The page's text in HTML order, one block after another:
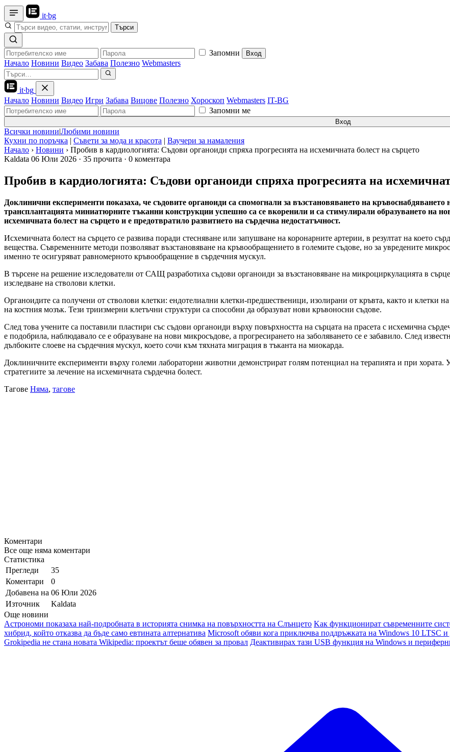
it·bg
Търси
Запомни Вход
Начало Новини Видео Забава Полезно Webmasters
it·bg
Начало Новини Видео Игри Забава Вицове Полезно Хороскоп Webmasters IT-BG
Запомни ме
Вход
Всички новини|Любими новини
Кухни по поръчка | Съвети за мода и красота | Ваучери за намаления
Начало › Новини › Пробив в кардиологията: Съдови органоиди спряха прогресията на исхемичната болест на сърцето
Kaldata 06 Юли 2026 · 35 прочита · 0 коментара
Пробив в кардиологията: Съдови органоиди спряха прогресията на
Доклинични експерименти показаха, че съдовите органоиди са спомогнали за възстановяването на
трансплантацията миниатюрните тъканни конструкции успешно са се вкоренили и са стимулирали образуването на
исхемичната болест на сърцето и е предотвратило развитието на сърдечна недостатъчност.
Исхемичната болест на сърцето се развива поради стесняване или запушване на коронарните артерии, в резултат на което
вещества. Съвременните методи позволяват възстановяване на кръвообращението в големите съдове, но за увредените
именно те осигуряват равномерното кръвообращение в сърдечния мускул.
В търсене на решение изследователи от САЩ разработиха съдови органоиди за възстановяване на микроциркулацията в
изследване на стволови клетки.
Органоидите са получени от стволови клетки: ендотелиални клетки-предшественици, изолирани от кръвта, както и клетки
на костния мозък. Тези триизмерни клетъчни структури са способни да образуват нови кръвоносни съдове.
След това учените са поставили пластири със съдови органоиди върху повърхността на сърцата на прасета с исхемична
е подобрила, наблюдавало се е образуване на нови микросъдове, а прогресирането на заболяването се е забавило. След
дълбоките слоеве на сърдечния мускул, което сочи към тяхната миграция в тъканта на миокарда.
Доклиничните експерименти върху големи лабораторни животни демонстрират голям потенциал на терапията и при хората.
стратегиите за лечение на исхемичната сърдечна болест.
Тагове Няма, тагове
Коментари
Все още няма коментари
Статистика
Прегледи
35
Коментари
0
Добавена на 06 Юли 2026
Източник
Kaldata
Още новини
Астрономи показаха най-подробната в историята снимка на повърхността на Слънцето Kак функционират съвременните
хибрид, който отказва да бъде само евтината алтернатива Microsoft обяви кога приключва поддръжката на Windows 10 LTSC и
Grokipedia не стана новата Wikipedia: проектът беше обявен за провал Деактивирах тази USB функция на Windows и